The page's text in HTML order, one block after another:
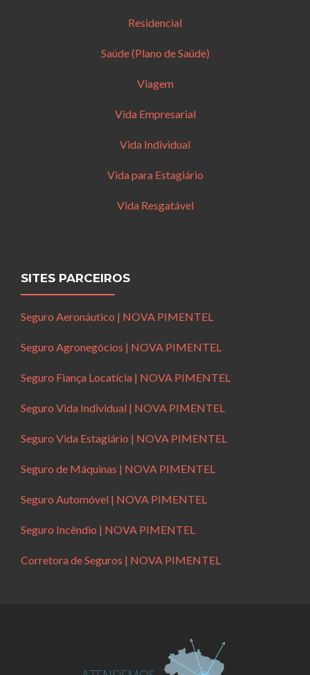
Residencial
Saúde (Plano de Saúde)
Viagem
Vida Empresarial
Vida Individual
Vida para Estagiário
Vida Resgatável
SITES PARCEIROS
Seguro Aeronáutico | NOVA PIMENTEL
Seguro Agronegócios | NOVA PIMENTEL
Seguro Fiança Locatícia | NOVA PIMENTEL
Seguro Vida Individual | NOVA PIMENTEL
Seguro Vida Estagiário | NOVA PIMENTEL
Seguro de Máquinas | NOVA PIMENTEL
Seguro Automóvel | NOVA PIMENTEL
Seguro Incêndio | NOVA PIMENTEL
Corretora de Seguros | NOVA PIMENTEL